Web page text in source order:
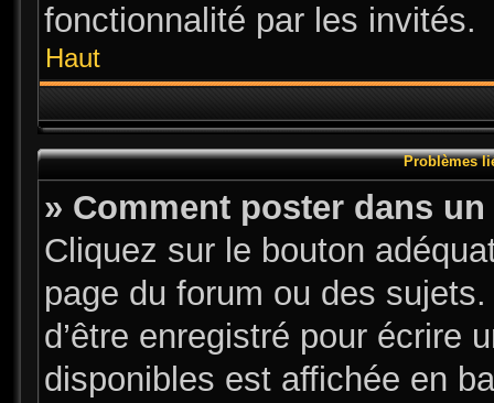
fonctionnalité par les invités.
Haut
Problèmes
» Comment poster dans
Cliquez sur le bouton
page du forum ou des
d’être enregistré pour écrire
disponibles est affichée en